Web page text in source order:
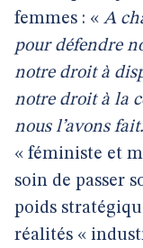
femmes : « A
pour défendre
notre droit à
notre droit à la
nous l’avons fait.
« féministe et
soin de passer
poids
réalités «